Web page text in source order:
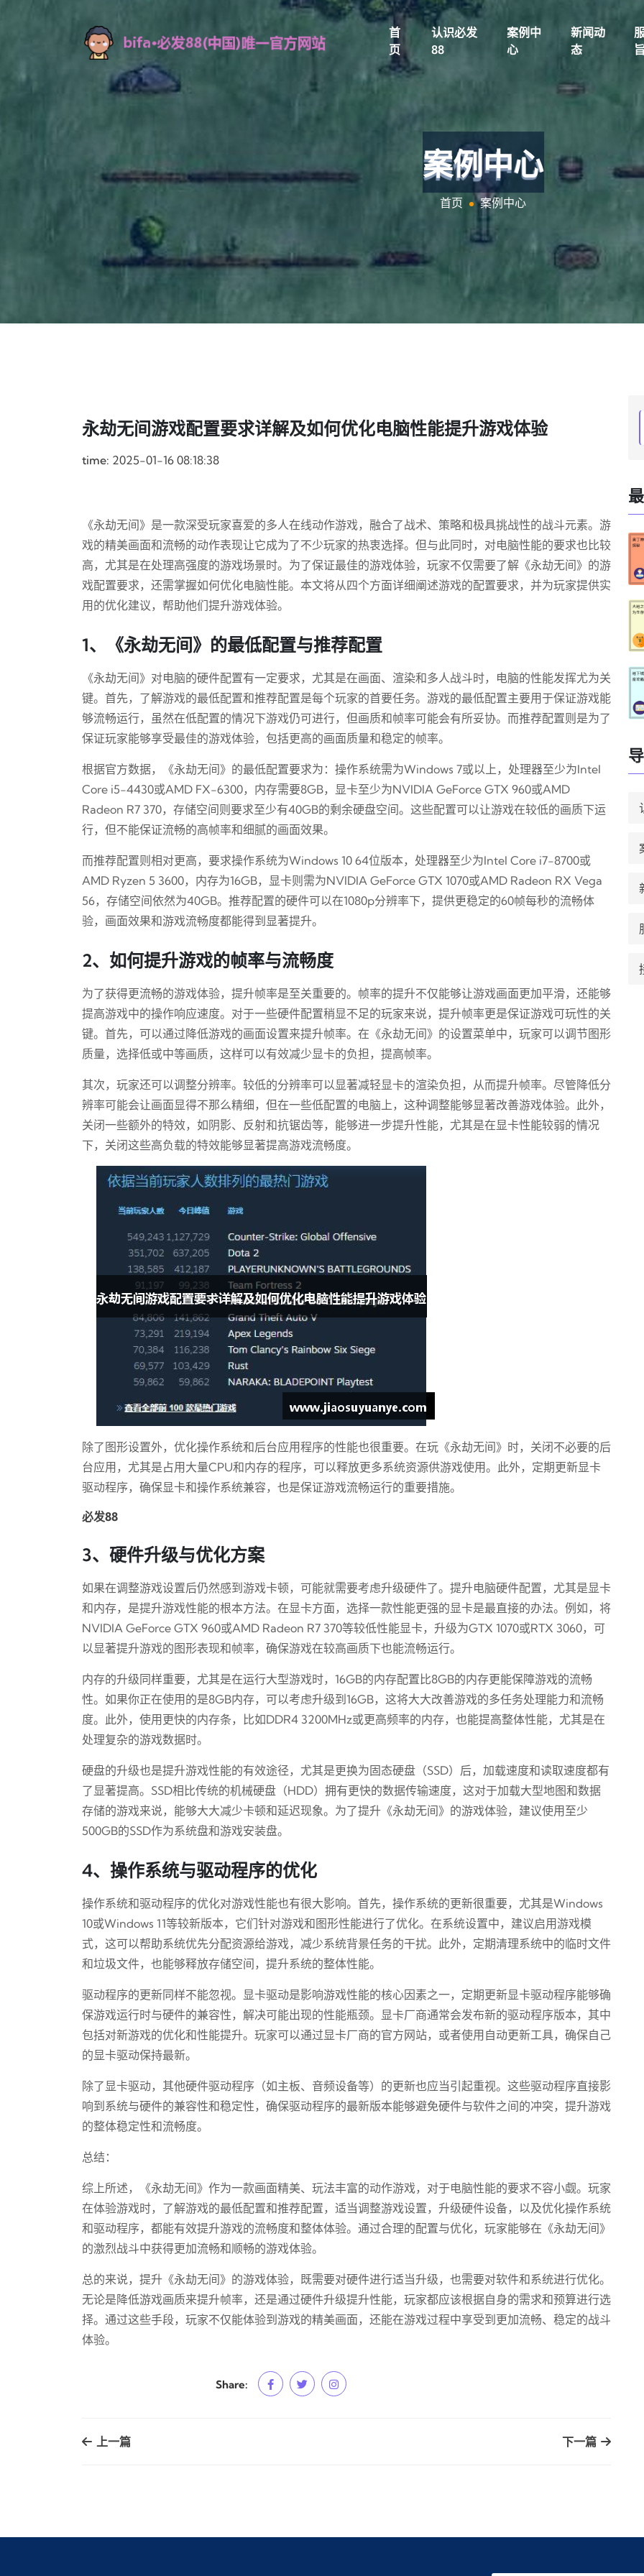
首
页
认识必发
88
案例中
心
新闻动
态
旨
案例中心
首页 案例中心
永劫无间游戏配置要求详解及如何优化电脑性能提升游戏体验
time: 2025-01-16 08:18:38
《永劫无间》是一款深受玩家喜爱的多人在线动作游戏，融合了战术、策略和极具挑战性的战斗元素。游
戏的精美画面和流畅的动作表现让它成为了不少玩家的热衷选择。但与此同时，对电脑性能的要求也比较
高，尤其是在处理高强度的游戏场景时。为了保证最佳的游戏体验，玩家不仅需要了解《永劫无间》的游
戏配置要求，还需掌握如何优化电脑性能。本文将从四个方面详细阐述游戏的配置要求，并为玩家提供实
用的优化建议，帮助他们提升游戏体验。
1、《永劫无间》的最低配置与推荐配置
《永劫无间》对电脑的硬件配置有一定要求，尤其是在画面、渲染和多人战斗时，电脑的性能发挥尤为关
键。首先，了解游戏的最低配置和推荐配置是每个玩家的首要任务。游戏的最低配置主要用于保证游戏能
够流畅运行，虽然在低配置的情况下游戏仍可进行，但画质和帧率可能会有所妥协。而推荐配置则是为了
保证玩家能够享受最佳的游戏体验，包括更高的画面质量和稳定的帧率。
根据官方数据，《永劫无间》的最低配置要求为：操作系统需为Windows 7或以上，处理器至少为Intel
Core i5-4430或AMD FX-6300，内存需要8GB，显卡至少为NVIDIA GeForce GTX 960或AMD
Radeon R7 370，存储空间则要求至少有40GB的剩余硬盘空间。这些配置可以让游戏在较低的画质下运
行，但不能保证流畅的高帧率和细腻的画面效果。
而推荐配置则相对更高，要求操作系统为Windows 10 64位版本，处理器至少为Intel Core i7-8700或
AMD Ryzen 5 3600，内存为16GB，显卡则需为NVIDIA GeForce GTX 1070或AMD Radeon RX Vega
56，存储空间依然为40GB。推荐配置的硬件可以在1080p分辨率下，提供更稳定的60帧每秒的流畅体
验，画面效果和游戏流畅度都能得到显著提升。
2、如何提升游戏的帧率与流畅度
为了获得更流畅的游戏体验，提升帧率是至关重要的。帧率的提升不仅能够让游戏画面更加平滑，还能够
提高游戏中的操作响应速度。对于一些硬件配置稍显不足的玩家来说，提升帧率更是保证游戏可玩性的关
键。首先，可以通过降低游戏的画面设置来提升帧率。在《永劫无间》的设置菜单中，玩家可以调节图形
质量，选择低或中等画质，这样可以有效减少显卡的负担，提高帧率。
其次，玩家还可以调整分辨率。较低的分辨率可以显著减轻显卡的渲染负担，从而提升帧率。尽管降低分
辨率可能会让画面显得不那么精细，但在一些低配置的电脑上，这种调整能够显著改善游戏体验。此外，
关闭一些额外的特效，如阴影、反射和抗锯齿等，能够进一步提升性能，尤其是在显卡性能较弱的情况
下，关闭这些高负载的特效能够显著提高游戏流畅度。
除了图形设置外，优化操作系统和后台应用程序的性能也很重要。在玩《永劫无间》时，关闭不必要的后
台应用，尤其是占用大量CPU和内存的程序，可以释放更多系统资源供游戏使用。此外，定期更新显卡
驱动程序，确保显卡和操作系统兼容，也是保证游戏流畅运行的重要措施。
必发88
3、硬件升级与优化方案
如果在调整游戏设置后仍然感到游戏卡顿，可能就需要考虑升级硬件了。提升电脑硬件配置，尤其是显卡
和内存，是提升游戏性能的根本方法。在显卡方面，选择一款性能更强的显卡是最直接的办法。例如，将
NVIDIA GeForce GTX 960或AMD Radeon R7 370等较低性能显卡，升级为GTX 1070或RTX 3060，可
以显著提升游戏的图形表现和帧率，确保游戏在较高画质下也能流畅运行。
内存的升级同样重要，尤其是在运行大型游戏时，16GB的内存配置比8GB的内存更能保障游戏的流畅
性。如果你正在使用的是8GB内存，可以考虑升级到16GB，这将大大改善游戏的多任务处理能力和流畅
度。此外，使用更快的内存条，比如DDR4 3200MHz或更高频率的内存，也能提高整体性能，尤其是在
处理复杂的游戏数据时。
硬盘的升级也是提升游戏性能的有效途径，尤其是更换为固态硬盘（SSD）后，加载速度和读取速度都有
了显著提高。SSD相比传统的机械硬盘（HDD）拥有更快的数据传输速度，这对于加载大型地图和数据
存储的游戏来说，能够大大减少卡顿和延迟现象。为了提升《永劫无间》的游戏体验，建议使用至少
500GB的SSD作为系统盘和游戏安装盘。
4、操作系统与驱动程序的优化
操作系统和驱动程序的优化对游戏性能也有很大影响。首先，操作系统的更新很重要，尤其是Windows
10或Windows 11等较新版本，它们针对游戏和图形性能进行了优化。在系统设置中，建议启用游戏模
式，这可以帮助系统优先分配资源给游戏，减少系统背景任务的干扰。此外，定期清理系统中的临时文件
和垃圾文件，也能够释放存储空间，提升系统的整体性能。
驱动程序的更新同样不能忽视。显卡驱动是影响游戏性能的核心因素之一，定期更新显卡驱动程序能够确
保游戏运行时与硬件的兼容性，解决可能出现的性能瓶颈。显卡厂商通常会发布新的驱动程序版本，其中
包括对新游戏的优化和性能提升。玩家可以通过显卡厂商的官方网站，或者使用自动更新工具，确保自己
的显卡驱动保持最新。
除了显卡驱动，其他硬件驱动程序（如主板、音频设备等）的更新也应当引起重视。这些驱动程序直接影
响到系统与硬件的兼容性和稳定性，确保驱动程序的最新版本能够避免硬件与软件之间的冲突，提升游戏
的整体稳定性和流畅度。
总结：
综上所述，《永劫无间》作为一款画面精美、玩法丰富的动作游戏，对于电脑性能的要求不容小觑。玩家
在体验游戏时，了解游戏的最低配置和推荐配置，适当调整游戏设置，升级硬件设备，以及优化操作系统
和驱动程序，都能有效提升游戏的流畅度和整体体验。通过合理的配置与优化，玩家能够在《永劫无间》
的激烈战斗中获得更加流畅和顺畅的游戏体验。
总的来说，提升《永劫无间》的游戏体验，既需要对硬件进行适当升级，也需要对软件和系统进行优化。
无论是降低游戏画质来提升帧率，还是通过硬件升级提升性能，玩家都应该根据自身的需求和预算进行选
择。通过这些手段，玩家不仅能体验到游戏的精美画面，还能在游戏过程中享受到更加流畅、稳定的战斗
体验。
Share:
上一篇 下一篇